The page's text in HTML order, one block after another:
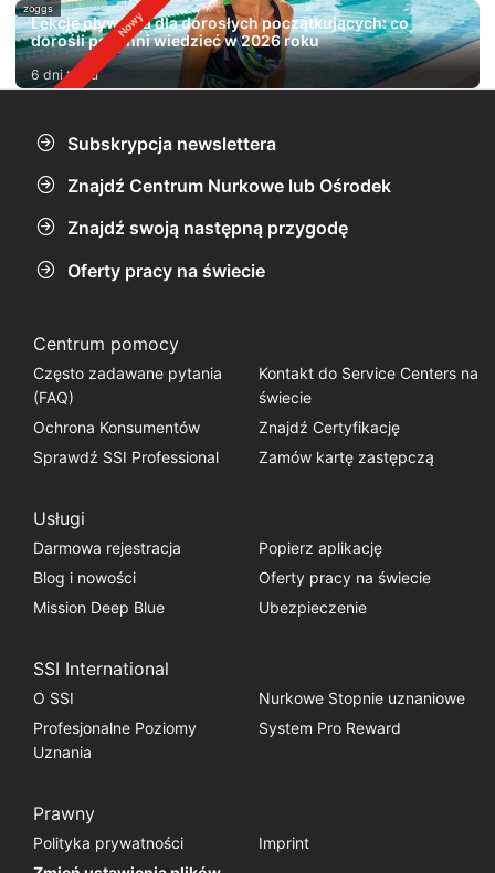
zoggs
Lekcje pływania dla dorosłych początkujących: co
dorośli powinni wiedzieć w 2026 roku
6 dni temu
Subskrypcja newslettera
Znajdź Centrum Nurkowe lub Ośrodek
Znajdź swoją następną przygodę
Oferty pracy na świecie
Centrum pomocy
Często zadawane pytania
(FAQ)
Kontakt do Service Centers na
świecie
Ochrona Konsumentów
Znajdź Certyfikację
Sprawdź SSI Professional
Zamów kartę zastępczą
Usługi
Darmowa rejestracja
Popierz aplikację
Blog i nowości
Oferty pracy na świecie
Mission Deep Blue
Ubezpieczenie
SSI International
O SSI
Nurkowe Stopnie uznaniowe
Profesjonalne Poziomy
Uznania
System Pro Reward
Prawny
Polityka prywatności
Imprint